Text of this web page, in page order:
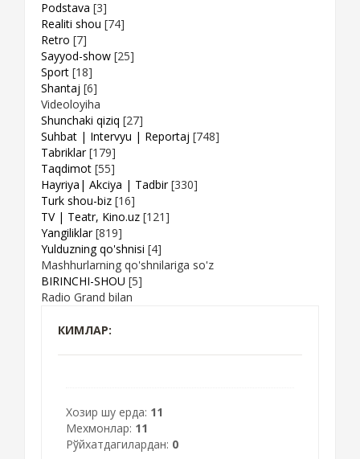
Podstava [3]
Realiti shou [74]
Retro [7]
Sayyod-show [25]
Sport [18]
Shantaj [6]
Videoloyiha
Shunchaki qiziq [27]
Suhbat | Intervyu | Reportaj [748]
Tabriklar [179]
Taqdimot [55]
Hayriya| Akciya | Tadbir [330]
Turk shou-biz [16]
TV | Teatr, Kino.uz [121]
Yangiliklar [819]
Yulduzning qo'shnisi [4]
Mashhurlarning qo'shnilariga so'z
BIRINCHI-SHOU [5]
Radio Grand bilan
КИМЛАР:
Хозир шу ерда: 11
Мехмонлар: 11
Рўйхатдагилардан: 0